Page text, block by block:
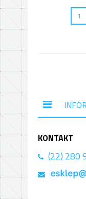
1
KONTAKT
(22) 280